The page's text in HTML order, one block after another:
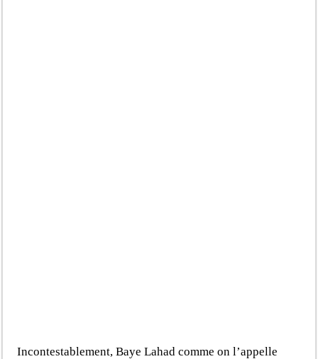
Incontestablement, Baye Lahad comme on l’appelle